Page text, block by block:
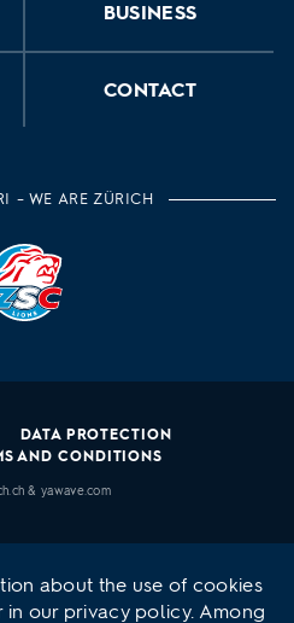
BUSINESS
CONTACT
– WE ARE ZÜRICH
DATA PROTECTION
AND CONDITIONS
&yawave.com
about the use of cookies
in our privacy policy. Among